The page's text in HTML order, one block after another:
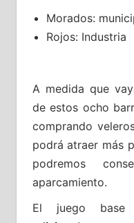
Morados:
Rojos: Industria
A medida que
de estos ocho
comprando
podrá atraer más
podremos
aparcamiento.
El juego